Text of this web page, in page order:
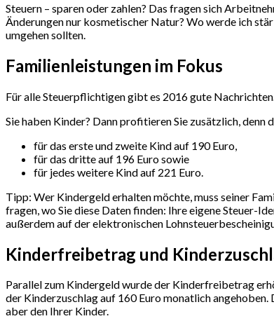
Steuern – sparen oder zahlen? Das fragen sich
Änderungen nur kosmetischer Natur? Wo werde ich
umgehen sollten.
Familienleistungen im Fokus
Für alle Steuerpflichtigen gibt es 2016 gute
Sie haben Kinder? Dann profitieren Sie zusätzlich,
für das erste und zweite Kind auf 190 Euro,
für das dritte auf 196 Euro sowie
für jedes weitere Kind auf 221 Euro.
Tipp: Wer Kindergeld erhalten möchte, muss seiner
fragen, wo Sie diese Daten finden: Ihre eigene Steuer-
außerdem auf der elektronischen
Kinderfreibetrag und
Parallel zum Kindergeld wurde der Kinderfreibetrag
der Kinderzuschlag auf 160 Euro monatlich
aber den Ihrer Kinder.